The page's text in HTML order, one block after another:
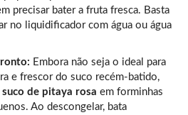
precisar bater a fruta fresca. Basta
no liquidificador com água ou água
Embora não seja o ideal para
e frescor do suco recém-batido,
suco de pitaya rosa em forminhas
Ao descongelar, bata